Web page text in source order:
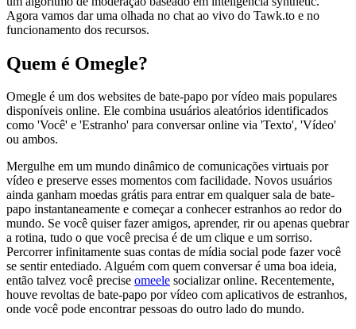
Agora vamos dar uma olhada no chat ao vivo do Tawk.to e no
funcionamento dos recursos.
Quem é Omegle?
Omegle é um dos websites de bate-papo por vídeo mais populares
disponíveis online. Ele combina usuários aleatórios identificados
como 'Você' e 'Estranho' para conversar online via 'Texto', 'Vídeo'
ou ambos.
Mergulhe em um mundo dinâmico de comunicações virtuais por
vídeo e preserve esses momentos com facilidade. Novos usuários
ainda ganham moedas grátis para entrar em qualquer sala de bate-
papo instantaneamente e começar a conhecer estranhos ao redor do
mundo. Se você quiser fazer amigos, aprender, rir ou apenas quebrar
a rotina, tudo o que você precisa é de um clique e um sorriso.
Percorrer infinitamente suas contas de mídia social pode fazer você
se sentir entediado. Alguém com quem conversar é uma boa ideia,
então talvez você precise omeele socializar online. Recentemente,
houve revoltas de bate-papo por vídeo com aplicativos de estranhos,
onde você pode encontrar pessoas do outro lado do mundo.